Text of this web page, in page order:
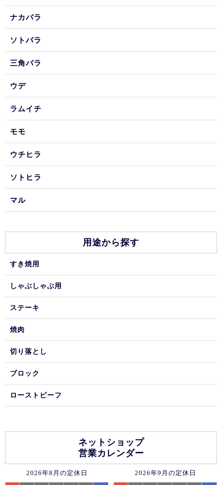
ナカバラ
ソトバラ
三角バラ
ウデ
ラムイチ
モモ
ウチヒラ
ソトヒラ
マル
用途から探す
すき焼用
しゃぶしゃぶ用
ステーキ
焼肉
切り落とし
ブロック
ローストビーフ
ネットショップ
営業カレンダー
2026年8月の定休日 2026年9月の定休日